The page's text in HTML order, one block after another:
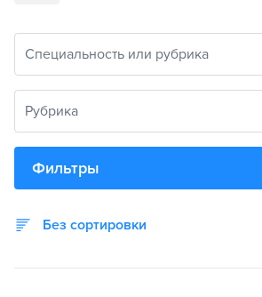
Специальность или рубрика
Рубрика
Фильтры
Без сортировки